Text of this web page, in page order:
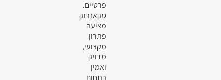
פרטיים.
סקאנבוק
מציעה
פתרון
מקצועי,
מדויק
ואמין
בתחום